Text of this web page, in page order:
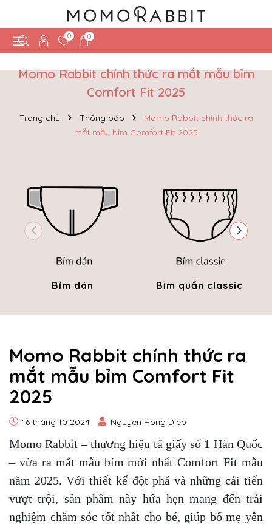
0 0
Momo Rabbit chính thức ra mắt mẫu bỉm
Comfort Fit 2025
Trang chủ Thông báo
Momo Rabbit chính thức ra
mắt mẫu bỉm Comfort Fit 2025
Bỉm dán Bỉm quần classic
Momo Rabbit chính thức ra
mắt mẫu bỉm Comfort Fit
2025
16 tháng 10 2024 Nguyen Hong Diep
Momo Rabbit – thương hiệu tã giấy số 1 Hàn Quốc
– vừa ra mắt mẫu bỉm mới nhất Comfort Fit mẫu
năm 2025. Với thiết kế đột phá và những cải tiến
vượt trội, sản phẩm này hứa hẹn mang đến trải
nghiệm chăm sóc tốt nhất cho bé, giúp bố mẹ yên